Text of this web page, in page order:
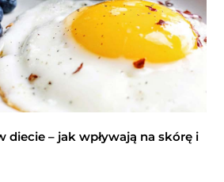
diecie – jak wpływają na skórę i